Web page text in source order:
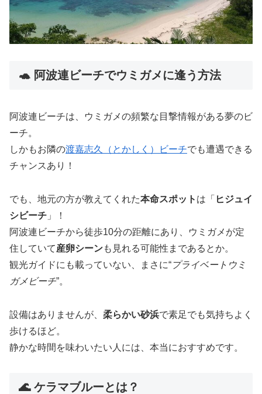
🐢 阿波連ビーチでウミガメに逢う方法
阿波連ビーチは、ウミガメの頻繁な目撃情報がある夢のビ
ーチ。
しかもお隣の渡嘉志久（とかしく）ビーチでも遭遇できる
チャンスあり！
でも、地元の方が教えてくれた本命スポット は「 ヒジュイ
シビーチ 」！
阿波連ビーチから徒歩10分の距離にあり、ウミガメが定
住していて産卵シーンも見れる可能性まであるとか。
観光ガイドにも載っていない、まさに“プライベートウミ
ガメビーチ”。
設備はありませんが、 柔らかい砂浜で素足でも気持ちよく
歩けるほど。
静かな時間を味わいたい人には、本当におすすめです。
🌊 ケラマブルーとは？